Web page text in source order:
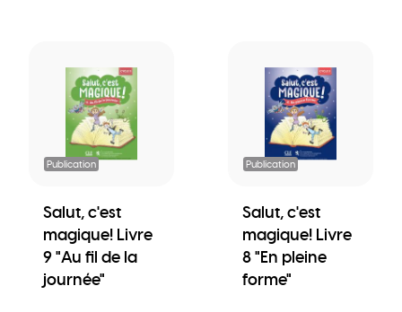
Publication
Salut, c'est
magique! Livre
9 "Au fil de la
journée"
Publication
Salut, c'est
magique! Livre
8 "En pleine
forme"